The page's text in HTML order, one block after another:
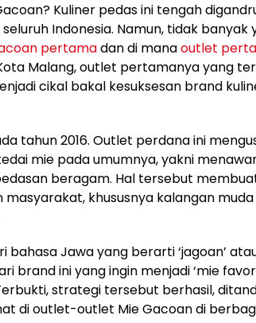
Kuliner pedas ini tengah
Indonesia. Namun, tidak banyak
pertamadan di manaoutlet
Malang, outlet pertamanya yang
cikal bakal kesuksesan brand
tahun 2016. Outlet perdana ini
mie pada umumnya, yakni
beragam. Hal tersebut
khususnya kalangan
bahasa Jawa yang berarti ‘jagoan’
brand ini yang ingin menjadi ‘mie
strategi tersebut berhasil,
di outlet-outlet Mie Gacoan di